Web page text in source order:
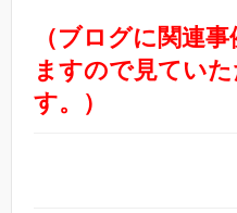
（ブログに関連
ますので見てい
す。）